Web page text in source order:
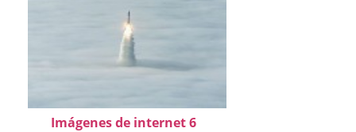
Imágenes de internet 6